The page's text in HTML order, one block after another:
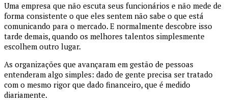
Uma empresa que não escuta seus funcionários e não mede de
forma consistente o que eles sentem não sabe o que está
comunicando para o mercado. E normalmente descobre isso
tarde demais, quando os melhores talentos simplesmente
escolhem outro lugar.
As organizações que avançaram em gestão de pessoas
entenderam algo simples: dado de gente precisa ser tratado
com o mesmo rigor que dado financeiro, que é medido
diariamente.